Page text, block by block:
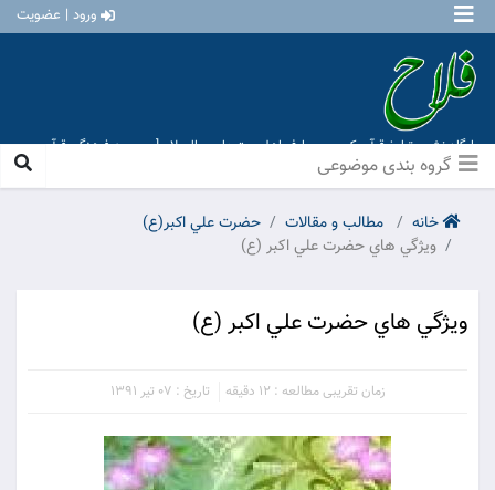
ورود | عضویت
پایگاه نشر و تبلیغ قرآن کریم و معارف اهل بیت علیهم السلام [ موسسه فرهنگی قرآن و
عترت منهاج عشق آباد ]
خانه مطالب و مقالات
حضرت علي اكبر(ع)
ويژگي هاي حضرت علي اکبر (ع)
ويژگي هاي حضرت علي اکبر (ع)
زمان تقریبی مطالعه : 12 دقیقه تاریخ : 07 تیر 1391